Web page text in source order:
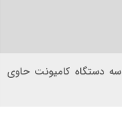
سه دستگاه کامیونت حاوی